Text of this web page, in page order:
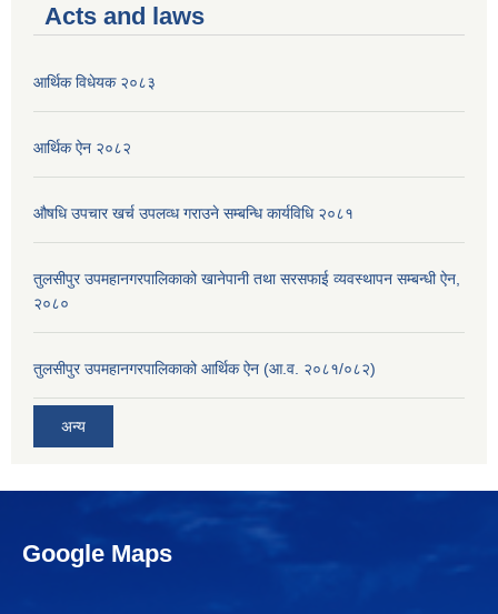
Acts and laws
आर्थिक विधेयक २०८३
आर्थिक ऐन २०८२
औषधि उपचार खर्च उपलव्ध गराउने सम्बन्धि कार्यविधि २०८१
तुलसीपुर उपमहानगरपालिकाको खानेपानी तथा सरसफाई व्यवस्थापन सम्बन्धी ऐन,
२०८०
तुलसीपुर उपमहानगरपालिकाको आर्थिक ऐन (आ.व. २०८१/०८२)
अन्य
Google Maps